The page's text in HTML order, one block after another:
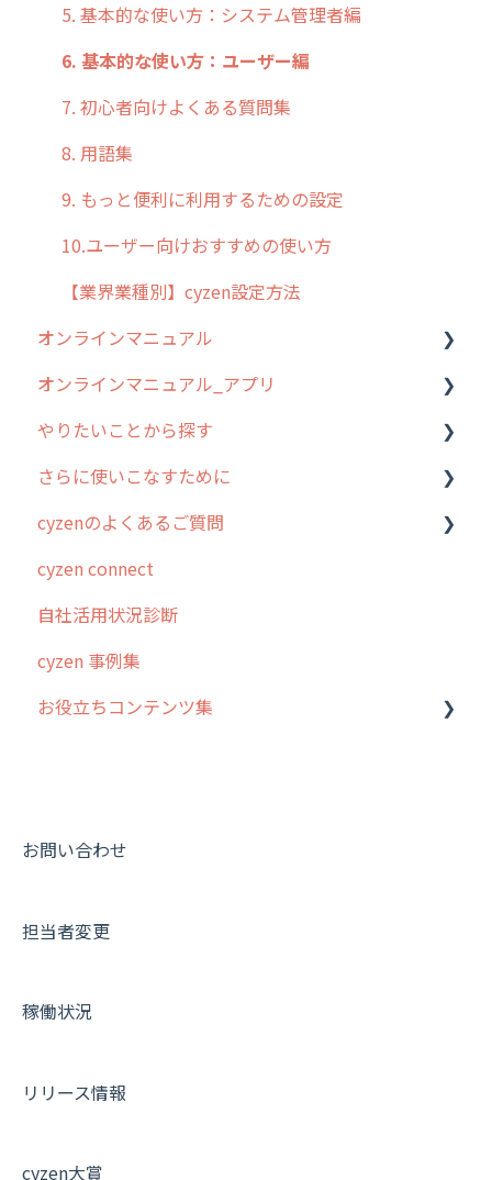
5. 基本的な使い方：システム管理者編
6. 基本的な使い方：ユーザー編
7. 初心者向けよくある質問集
8. 用語集
9. もっと便利に利用するための設定
10.ユーザー向けおすすめの使い方
【業界業種別】cyzen設定方法
オンラインマニュアル
管理サイトの使い始め
ユーザー・グループ管理
行動管理
予定管理
スポット
ステータス・主観
報告書・行動種別
勤怠管理
帳票出力
商品
オンラインマニュアル_アプリ
アプリの使い始め
ホーム画面
スポット
報告閲覧
予定
日報
履歴
パフォーマンス
お知らせ
やりたいことから探す
行動管理
勤怠管理
予定管理
スポット
ステータス・主観
報告書・行動種別
活動通知
商品
さらに使いこなすために
はじめに
スポット・ステータス関連オプション
交通費自動計算
安全走行支援
写真管理・高画質化
その他オプション
契約・その他
cyzenのよくあるご質問
ログインについて
グループ・ユーザーについて
GPS・位置情報 について
ルート自動記録 について
報告書について
メンバー画面について
その他よくある質問
cyzen connect
自社活用状況診断
cyzen 事例集
お役立ちコンテンツ集
動画集：共通
お問い合わせ
担当者変更
稼働状況
リリース情報
cyzen大賞